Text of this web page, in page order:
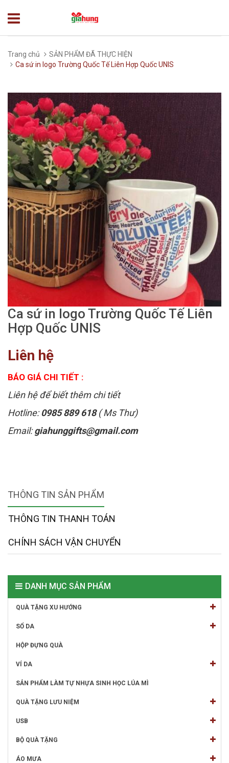
Trang chủ
SẢN PHẨM ĐÃ THỰC HIỆN
Ca sứ in logo Trường Quốc Tế Liên Hợp Quốc UNIS
Ca sứ in logo Trường Quốc Tế Liên
Hợp Quốc UNIS
Liên hệ
BÁO GIÁ CHI TIẾT :
Liên hệ để biết thêm chi tiết
Hotline:0985 889 618( Ms Thư)
Email:giahunggifts@gmail.com
THÔNG TIN SẢN PHẨM
THÔNG TIN THANH TOÁN
CHÍNH SÁCH VẬN CHUYỂN
DANH MỤC SẢN PHẨM
QUÀ TẶNG XU HƯỚNG
SỔ DA
HỘP ĐỰNG QUÀ
VÍ DA
SẢN PHẨM LÀM TỰ NHỰA SINH HỌC LÚA MÌ
QUÀ TẶNG LƯU NIỆM
USB
BỘ QUÀ TẶNG
ÁO MƯA